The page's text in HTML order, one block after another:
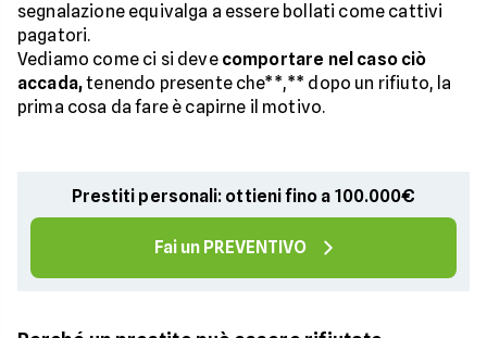
segnalazione equivalga a essere bollati come cattivi
pagatori.
Vediamo come ci si deve comportare nel caso ciò
accada,tenendo presente che**,** dopo un rifiuto, la
prima cosa da fare è capirne il motivo.
Prestiti personali: ottieni fino a 100.000€
Fai un PREVENTIVO